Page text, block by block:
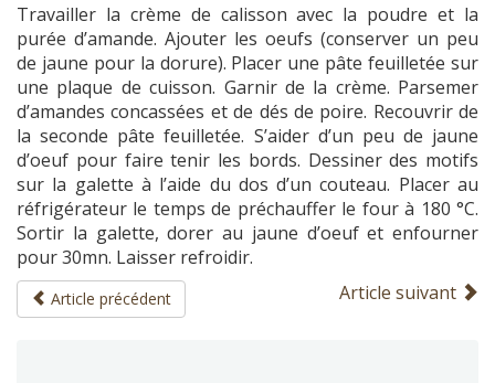
Travailler la crème de calisson avec la poudre et la
purée d’amande. Ajouter les oeufs (conserver un peu
de jaune pour la dorure). Placer une pâte feuilletée sur
une plaque de cuisson. Garnir de la crème. Parsemer
d’amandes concassées et de dés de poire. Recouvrir de
la seconde pâte feuilletée. S’aider d’un peu de jaune
d’oeuf pour faire tenir les bords. Dessiner des motifs
sur la galette à l’aide du dos d’un couteau. Placer au
réfrigérateur le temps de préchauffer le four à 180 °C.
Sortir la galette, dorer au jaune d’oeuf et enfourner
pour 30mn. Laisser refroidir.
Article précédent Article suivant